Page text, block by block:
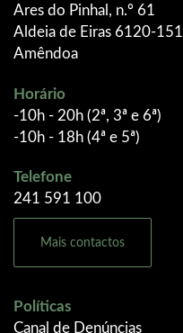
Ares do Pinhal, n.º 61
Aldeia de Eiras 6120-151
Amêndoa
Horário
-10h - 20h (2ª, 3ª e 6ª)
-10h - 18h (4ª e 5ª)
Telefone
241 591 100
Mais contactos
Políticas
Canal de Denúncias